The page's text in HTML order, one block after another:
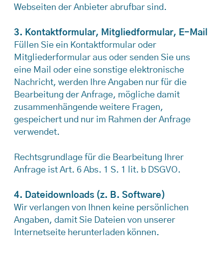
Webseiten der Anbieter abrufbar sind.
3. Kontaktformular, Mitgliedformular, E-Mail
Füllen Sie ein Kontaktformular oder
Mitgliederformular aus oder senden Sie uns
eine Mail oder eine sonstige elektronische
Nachricht, werden Ihre Angaben nur für die
Bearbeitung der Anfrage, mögliche damit
zusammenhängende weitere Fragen,
gespeichert und nur im Rahmen der Anfrage
verwendet.
Rechtsgrundlage für die Bearbeitung Ihrer
Anfrage ist Art. 6 Abs. 1 S. 1 lit. b DSGVO.
4. Dateidownloads (z. B. Software)
Wir verlangen von Ihnen keine persönlichen
Angaben, damit Sie Dateien von unserer
Internetseite herunterladen können.